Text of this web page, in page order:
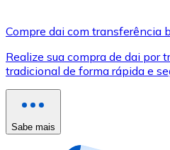
Comprar com
Cartão de crédito / débito
Comprar com cartão
Loja - Cartões-presente
Compre dai com transferência
Realize sua compra de dai por
tradicional de forma rápida e
Sabe mais